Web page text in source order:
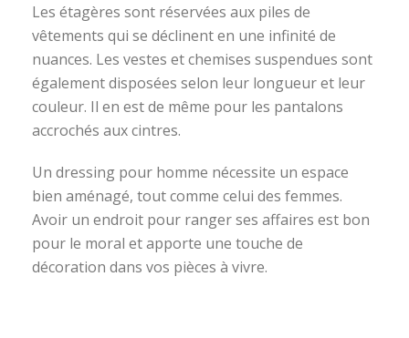
Les étagères sont réservées aux piles de
vêtements qui se déclinent en une infinité de
nuances. Les vestes et chemises suspendues sont
également disposées selon leur longueur et leur
couleur. Il en est de même pour les pantalons
accrochés aux cintres.
Un dressing pour homme nécessite un espace
bien aménagé, tout comme celui des femmes.
Avoir un endroit pour ranger ses affaires est bon
pour le moral et apporte une touche de
décoration dans vos pièces à vivre.